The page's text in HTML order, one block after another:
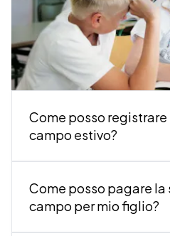
Come posso
campo estivo?
Il modo più veloce e
processo di prenotazione
Clicca sul seguente link per
campi estivi
Come posso pagare la
campo per mio figlio?